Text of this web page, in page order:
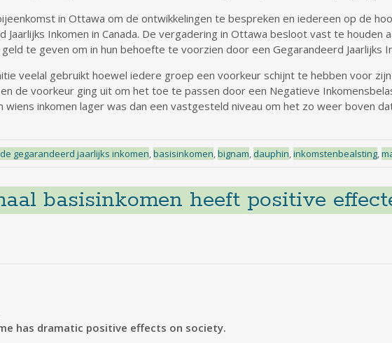
in Ottawa om de ontwikkelingen te bespreken en iedereen op de
Inkomen in Canada. De vergadering in Ottawa besloot vast te houden
te geven om in hun behoefte te voorzien door een Gegarandeerd Jaarlijks
veelal gebruikt hoewel iedere groep een voorkeur schijnt te hebben voor
de voorkeur ging uit om het toe te passen door een Negatieve
inkomen lager was dan een vastgesteld niveau om het zo weer boven
gegarandeerd jaarlijks inkomen,basisinkomen,bignam, dauphin,inkomstenbealsting,
basisinkomen heeft positive
has dramatic positive effects on society.